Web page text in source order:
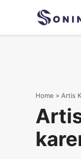
Home » Artis